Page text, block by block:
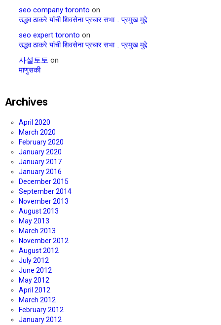
seo company toronto on
उद्धव ठाकरे यांची शिवसेना प्रचार सभा .. प्रमुख मुद्दे
seo expert toronto on
उद्धव ठाकरे यांची शिवसेना प्रचार सभा .. प्रमुख मुद्दे
사설토토 on
माणुसकी
Archives
April 2020
March 2020
February 2020
January 2020
January 2017
January 2016
December 2015
September 2014
November 2013
August 2013
May 2013
March 2013
November 2012
August 2012
July 2012
June 2012
May 2012
April 2012
March 2012
February 2012
January 2012